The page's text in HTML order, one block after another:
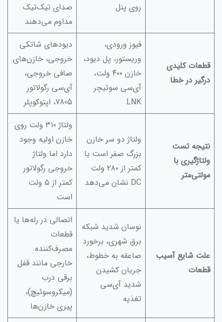
روی پنل
صدای تیک‌تیک
مداوم می‌دهند
قطعات کلیدی
درگیر در خطا
فیوز ورودی،
وریستور، پل دیود،
خازن ۴۰۰ ولت،
آی‌سی سوئیچر
LNK
دیودهای شاتکی
خروجی، خازن‌های
صافی خروجی،
آی‌سی رگولاتور
7805، اپتوکوپلر
نتیجه تست
ولتاژگیری با
مولتی‌متر
ولتاژ دو سر خازن
بزرگ صفر است یا
کمتر از ۲۸۰ ولت
DC نشان می‌دهد
ولتاژ ۳۱۰ ولت روی
خازن اولیه وجود
دارد اما ولتاژ
خروجی رگولاتور
کمتر از ۵ ولت
است
علت شایع آسیب
قطعات
نوسان شدید شبکه
برق شهری، برخورد
صاعقه به خطوط،
جریان کشیدن
شدید آی‌سی
تغذیه
اتصالی در رله‌ها یا
قطعات
مصرف‌کننده
خارجی مانند قفل
برقی درب
(میکروسوئیچ)،
پیری خازن‌ها